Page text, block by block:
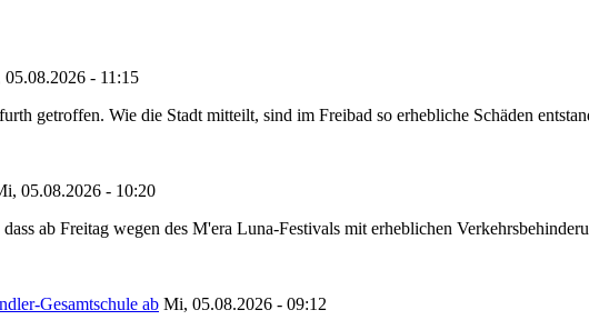
- 11:15
getroffen. Wie die Stadt mitteilt, sind im Freibad so erhebliche Schäden
05.08.2026 - 10:20
ab Freitag wegen des M'era Luna-Festivals mit erheblichen
Gesamtschule ab Mi, 05.08.2026 - 09:12